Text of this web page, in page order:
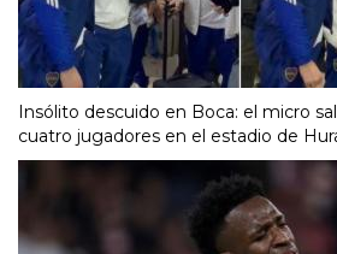
Insólito descuido en Boca: el micro
cuatro jugadores en el estadio de